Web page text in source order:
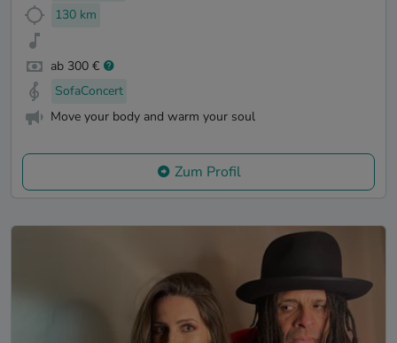
130 km
ab 300 €
SofaConcert
Move your body and warm your soul
Zum Profil